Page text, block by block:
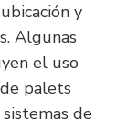
y
Algunas
el uso
palets
de